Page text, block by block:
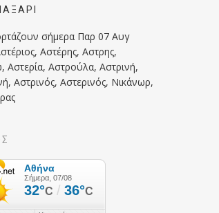
σήμερα Παρ 07 Αυγ
Αστέρης, Αστρης,
Αστερία, Αστρούλα, Αστρινή,
Αστρινός, Αστερινός, Νικάνωρ,